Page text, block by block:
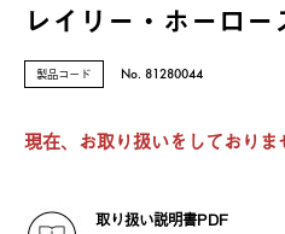
レイリー・ホーロ
製品コード No. 81280044
現在、お取り扱いをしておりま
取り扱い説明書PDF